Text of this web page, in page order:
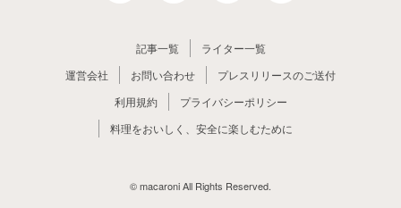
記事一覧
ライター一覧
運営会社
お問い合わせ
プレスリリースのご送付
利用規約
プライバシーポリシー
料理をおいしく、安全に楽しむために
© macaroni All Rights Reserved.